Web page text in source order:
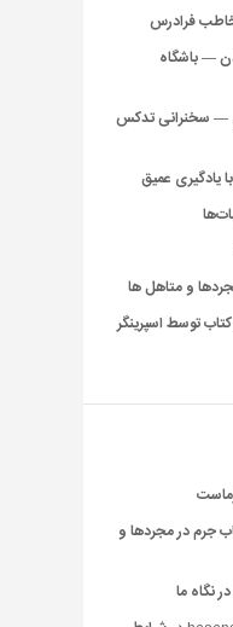
فرادرس
— باشگاه
— سخنرانی تدکس
یادگیری عمیق
و متاهل ها
از ۴۰۰ عنوان کتاب توسط اسپرینگر
جرم در مجردها و
نگاه ما